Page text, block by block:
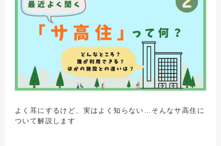
よく耳にするけど、実はよく知らない…そんなサ高住に
ついて解説します